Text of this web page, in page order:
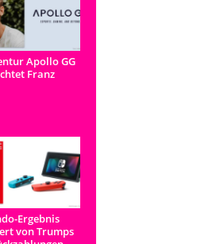
Apollo GG
Franz
Ergebnis
von Trumps